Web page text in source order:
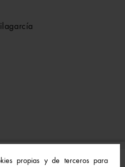
propias y de terceros para